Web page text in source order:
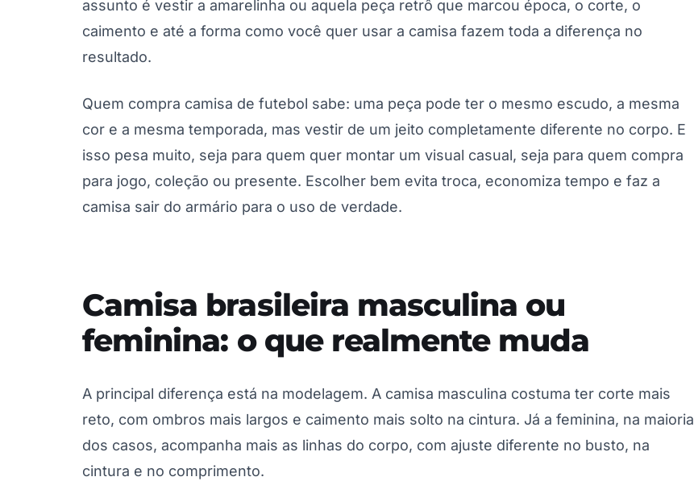
assunto é vestir a amarelinha ou aquela peça retrô que marcou época, o corte, o
caimento e até a forma como você quer usar a camisa fazem toda a diferença no
resultado.
Quem compra camisa de futebol sabe: uma peça pode ter o mesmo escudo, a mesma
cor e a mesma temporada, mas vestir de um jeito completamente diferente no corpo. E
isso pesa muito, seja para quem quer montar um visual casual, seja para quem compra
para jogo, coleção ou presente. Escolher bem evita troca, economiza tempo e faz a
camisa sair do armário para o uso de verdade.
Camisa brasileira masculina ou
feminina: o que realmente muda
A principal diferença está na modelagem. A camisa masculina costuma ter corte mais
reto, com ombros mais largos e caimento mais solto na cintura. Já a feminina, na maioria
dos casos, acompanha mais as linhas do corpo, com ajuste diferente no busto, na
cintura e no comprimento.